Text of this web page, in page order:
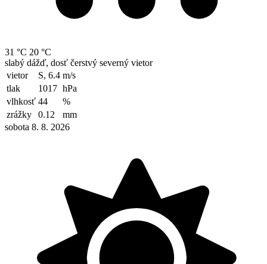
31 °C 20 °C
slabý dážď, dosť čerstvý severný vietor
vietor
S, 6.4 m/s
tlak
1017 hPa
vlhkosť 44
%
zrážky
0.12
mm
sobota 8. 8. 2026